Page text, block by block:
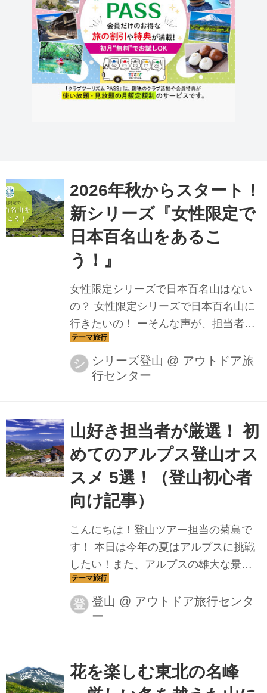
2026年秋からスタート！
新シリーズ『女性限定で
日本百名山をあるこ
う！』
女性限定シリーズで日本百名山はない
の？ 女性限定シリーズで日本百名山に
行きたいの！ ーそんな声が、担当者に
も届くようになってきました。 女性限
定でなければ、日本百名山に行く登山
ツアーは多数ご用意しています。 それ
てシリーズ化することにいたしまし
た。 題して『女性限定で日本百名山を
あるこう！』 女性限定ならではのこだ
わりをご紹介しつつ、販売中ツアーを
ご案内いたします。 初めての山ガール♪
【TOP】│クラブツーリズム クラブツ
ーリズムから初めての山ガール♪女性の
ための山旅のご案内。登山ガイド同...
シ シリーズ登山 @ アウトドア旅
行センター
山好き担当者が厳選！ 初
めてのアルプス登山オス
スメ 5選！（登山初心者
向け記事）
こんにちは！登山ツアー担当の菊島で
す！ 本日は今年の夏はアルプスに挑戦
したい！また、アルプスの雄大な景色
が見たい！ 初心者でも登れる山が知り
たい！そんな方にオススメ！アルプス
登山5選をご紹介致します。 ▼日本アル
アルプス登山ツアー・旅行なら、クラ
ブツーリズム！安心で快適な添乗員付
登 登山 @ アウトドア旅行センタ
ー
花を楽しむ東北の名峰